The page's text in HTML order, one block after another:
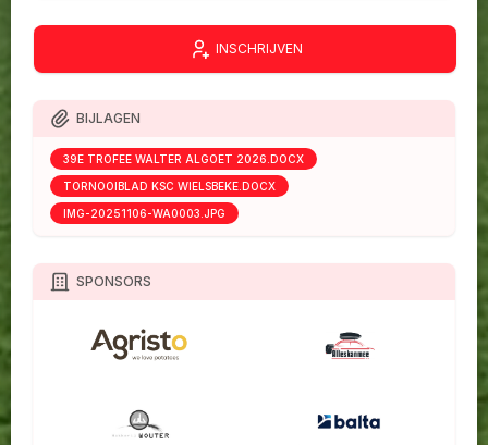
INSCHRIJVEN
BIJLAGEN
39E TROFEE WALTER ALGOET 2026.DOCX
TORNOOIBLAD KSC WIELSBEKE.DOCX
IMG-20251106-WA0003.JPG
SPONSORS